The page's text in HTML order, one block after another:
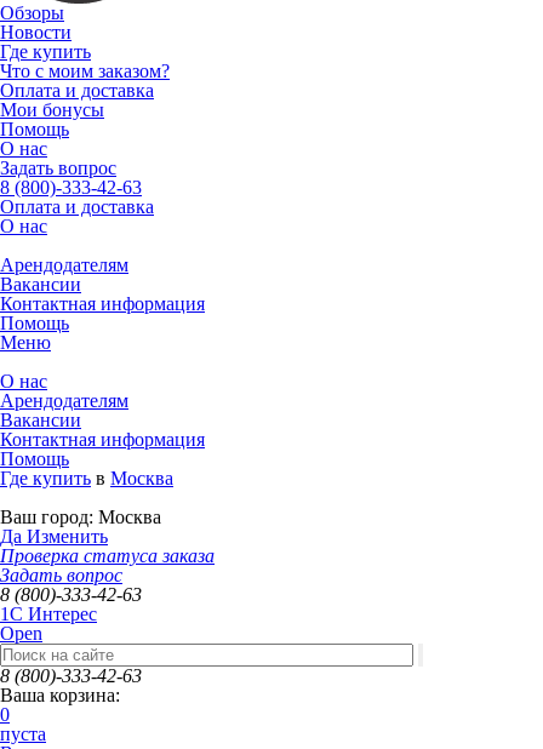
Обзоры
Новости
Где купить
Что с моим заказом?
Оплата и доставка
Мои бонусы
Помощь
О нас
Задать вопрос
8 (800)-333-42-63
Оплата и доставка
О нас
Арендодателям
Вакансии
Контактная информация
Помощь
Меню
О нас
Арендодателям
Вакансии
Контактная информация
Помощь
Где купить в Москва
Ваш город: Москва
Да Изменить
Проверка статуса заказа
Задать вопрос
8 (800)-333-42-63
1C Интерес
Open
8 (800)-333-42-63
Ваша корзина:
0
пуста